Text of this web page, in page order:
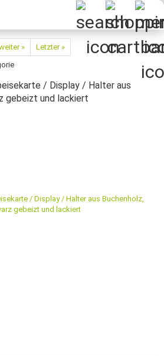
»
Letzter »
/ Display / Halter aus
gebeizt und lackiert